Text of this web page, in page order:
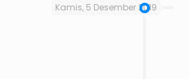
Kamis, 5 Desember 2019